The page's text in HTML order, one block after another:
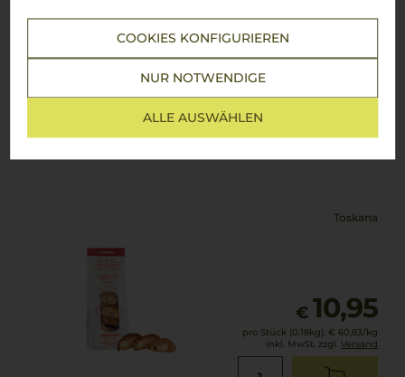
COOKIES KONFIGURIEREN
NUR NOTWENDIGE
ALLE AUSWÄHLEN
Gourmet Cantucci di Prato
Toskana
€ 10,95
pro Stück (0.18kg), € 60,83/kg
inkl. MwSt. zzgl. Versand